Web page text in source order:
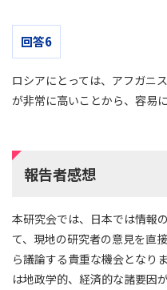
回答6
ロシアにとっては、アフガニ
が非常に高いことから、容易
報告者感想
本研究会では、日本では情報
て、現地の研究者の意見を直
ら議論する貴重な機会となり
は地政学的、経済的な諸要因